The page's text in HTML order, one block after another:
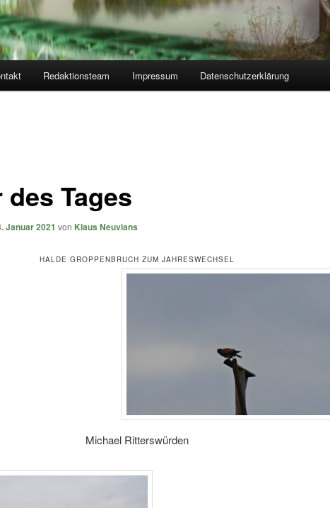
Redaktionsteam Impressum Datenschutzerklärung
Tages
Januar 2021 von Klaus Neuvians
HALDE GROPPENBRUCH ZUM JAHRESWECHSEL
Michael Ritterswürden